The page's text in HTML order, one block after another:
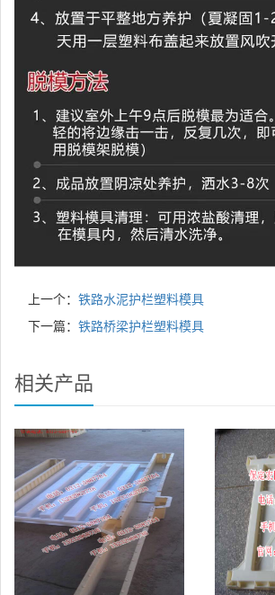
上一个： 铁路水泥护栏塑料模具
下一篇： 铁路桥梁护栏塑料模具
相关产品